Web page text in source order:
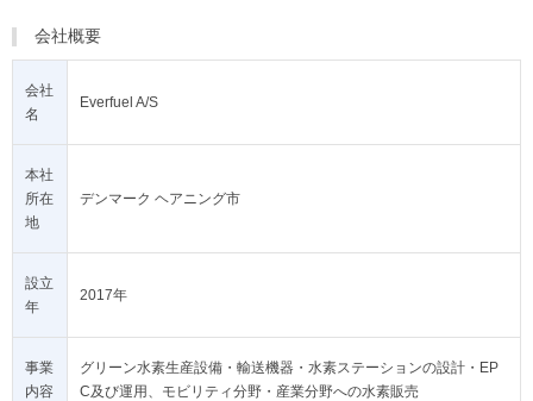
会社概要
会社
名
Everfuel A/S
本社
所在
地
デンマーク ヘアニング市
設立
年
2017年
事業
内容
グリーン水素生産設備・輸送機器・水素ステーションの設計・EP
C及び運用、モビリティ分野・産業分野への水素販売